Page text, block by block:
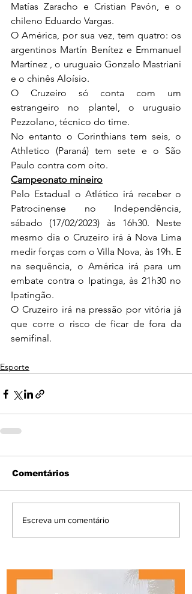
Matías Zaracho e Cristian Pavón, e o
chileno Eduardo Vargas.
O América, por sua vez, tem quatro: os
argentinos Martín Benítez e Emmanuel
Martínez , o uruguaio Gonzalo Mastriani
e o chinês Aloísio.
O Cruzeiro só conta com um
estrangeiro no plantel, o uruguaio
Pezzolano, técnico do time.
No entanto o Corinthians tem seis, o
Athletico (Paraná) tem sete e o São
Paulo contra com oito.
Campeonato mineiro
Pelo Estadual o Atlético irá receber o
Patrocinense no Independência,
sábado (17/02/2023) às 16h30. Neste
mesmo dia o Cruzeiro irá à Nova Lima
medir forças com o Villa Nova, às 19h. E
na sequência, o América irá para um
embate contra o Ipatinga, às 21h30 no
Ipatingão.
O Cruzeiro irá na pressão por vitória já
que corre o risco de ficar de fora da
semifinal.
Esporte
Comentários
Escreva um comentário